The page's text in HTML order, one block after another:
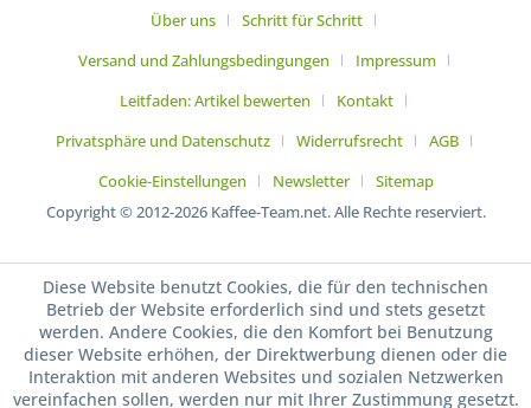
Über uns
Schritt für Schritt
Versand und Zahlungsbedingungen
Impressum
Leitfaden: Artikel bewerten
Kontakt
Privatsphäre und Datenschutz
Widerrufsrecht
AGB
Cookie-Einstellungen
Newsletter
Sitemap
Copyright © 2012-2026 Kaffee-Team.net. Alle Rechte reserviert.
Diese Website benutzt Cookies, die für den technischen
Betrieb der Website erforderlich sind und stets gesetzt
werden. Andere Cookies, die den Komfort bei Benutzung
dieser Website erhöhen, der Direktwerbung dienen oder die
Interaktion mit anderen Websites und sozialen Netzwerken
vereinfachen sollen, werden nur mit Ihrer Zustimmung gesetzt.